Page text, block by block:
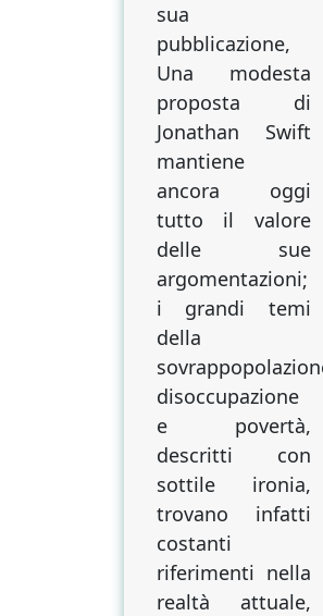
dello
sviluppo
nell’opera
di
Jonathan
Swift
sua
pubblicazione,
Una modesta
proposta di
Jonathan Swift
mantiene
ancora oggi
tutto il valore
delle sue
argomentazioni;
i grandi temi
della
disoccupazione
e povertà,
descritti con
sottile ironia,
trovano infatti
costanti
riferimenti nella
realtà attuale,